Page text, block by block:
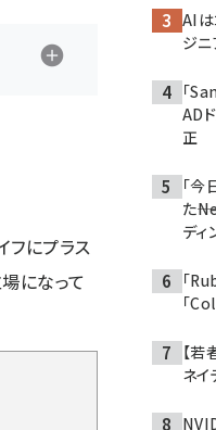
フにプラス
になって
AIは
ジ
「
AD
正
「
た
ディ
「
「
【
ネ